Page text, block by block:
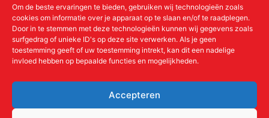
Om de beste ervaringen te bieden, gebruiken wij technologieën zoals
cookies om informatie over je apparaat op te slaan en/of te raadplegen.
Door in te stemmen met deze technologieën kunnen wij gegevens zoals
surfgedrag of unieke ID's op deze site verwerken. Als je geen
toestemming geeft of uw toestemming intrekt, kan dit een nadelige
invloed hebben op bepaalde functies en mogelijkheden.
Accepteren
KvKnr:41011712
Meer over de Liudgerstichten
Aanmelden als donateur
ANBI